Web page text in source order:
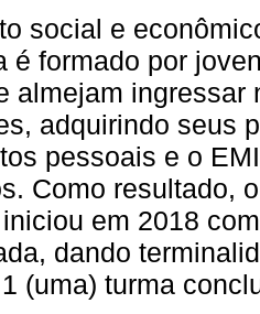
social e
é formado por
almejam ingressar
adquirindo seus
pessoais e o
Como resultado,
em 2018
dando
(uma) turma